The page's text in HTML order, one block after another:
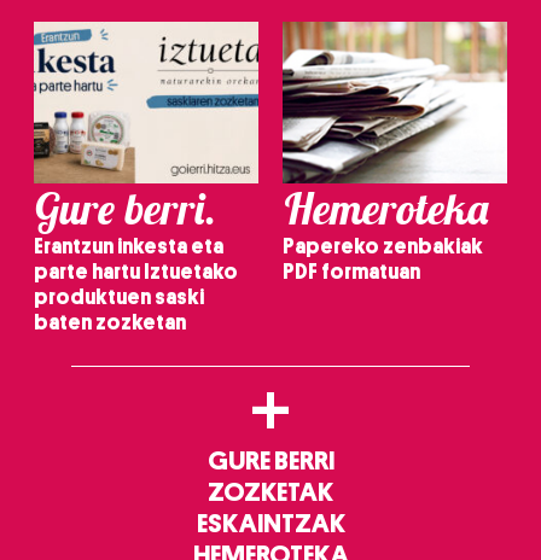
Gure berri.
Erantzun inkesta eta
parte hartu Iztuetako
produktuen saski
baten zozketan
Hemeroteka
Papereko zenbakiak
PDF formatuan
+
GURE BERRI
ZOZKETAK
ESKAINTZAK
HEMEROTEKA